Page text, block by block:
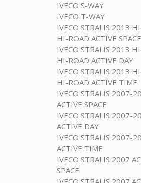
IVECO S-WAY
IVECO T-WAY
IVECO STRALIS 2013
HI-ROAD ACTIVE SPACE
IVECO STRALIS 2013
HI-ROAD ACTIVE DAY
IVECO STRALIS 2013
HI-ROAD ACTIVE TIME
IVECO STRALIS 2007-
ACTIVE SPACE
IVECO STRALIS 2007-
ACTIVE DAY
IVECO STRALIS 2007-
ACTIVE TIME
IVECO STRALIS 2007
SPACE